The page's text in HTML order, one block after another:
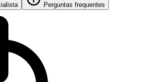
Perguntas frequentes